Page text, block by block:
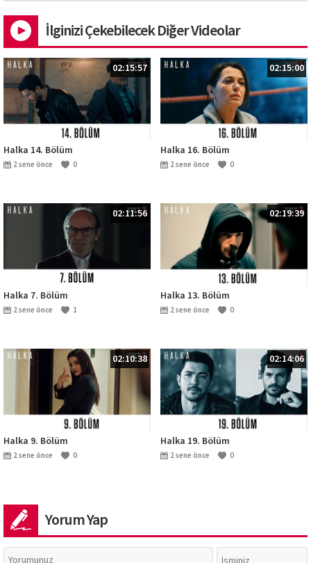
İlginizi Çekebilecek Diğer Videolar
02:15:57
Halka 14. Bölüm
2 sene önce 0
02:15:00
Halka 16. Bölüm
2 sene önce 0
02:11:56
Halka 7. Bölüm
2 sene önce 1
02:19:39
Halka 13. Bölüm
2 sene önce 0
02:10:38
Halka 9. Bölüm
2 sene önce 0
02:14:06
Halka 19. Bölüm
2 sene önce 0
Yorum Yap